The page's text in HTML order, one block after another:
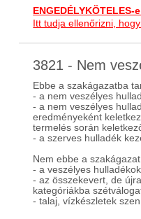
Itt tudja ellenőrizni,
3821 - Nem
Ebbe a szakágazatba
- a nem veszélyes
- a nem veszélyes
eredményeként
termelés során
- a szerves hulladék
Nem ebbe a
- a veszélyes
- az összekevert, de
kategóriákba
- talaj, vízkészletek